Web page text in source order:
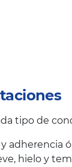
tipo de
adherencia
hielo y